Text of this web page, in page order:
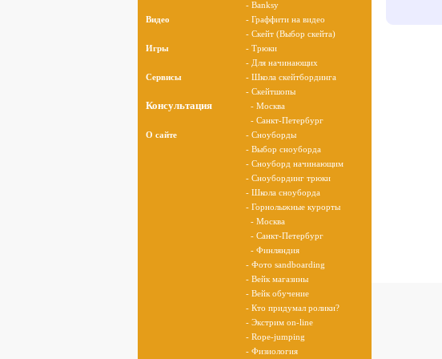
Видео
Игры
Сервисы
Консультация
О cайте
- Banksy
- Граффити на видео
- Скейт (Выбор скейта)
- Трюки
- Для начинающих
- Школа скейтбординга
- Скейтшопы
- Москва
- Санкт-Петербург
- Сноуборды
- Выбор сноуборда
- Сноуборд начинающим
- Сноубординг трюки
- Школа сноуборда
- Горнолыжные курорты
- Москва
- Санкт-Петербург
- Финляндия
- Фото sandboarding
- Вейк магазины
- Вейк обучение
- Кто придумал ролики?
- Экстрим on-line
- Rope-jumping
- Физиология